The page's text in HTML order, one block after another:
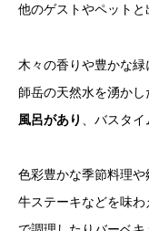
他のゲストやペットと
木々の香りや豊かな
師岳の天然水を湧かし
風呂があり
、バスタ
色彩豊かな季節料理
牛ステーキなどを味